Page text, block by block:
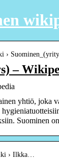
›
–
yhtiö, joka
Suominen
› Ilkka…